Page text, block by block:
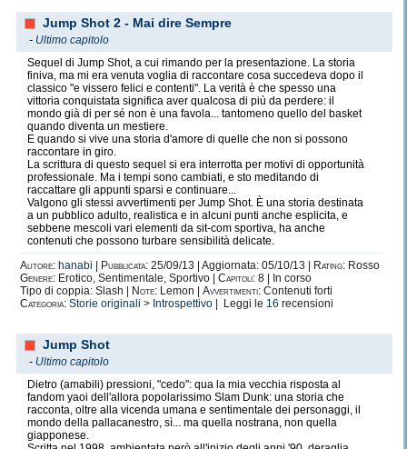
Jump Shot 2 - Mai dire Sempre
- Ultimo capitolo
Sequel di Jump Shot, a cui rimando per la presentazione. La storia
finiva, ma mi era venuta voglia di raccontare cosa succedeva dopo il
classico "e vissero felici e contenti". La verità è che spesso una
vittoria conquistata significa aver qualcosa di più da perdere: il
mondo già di per sé non è una favola... tantomeno quello del basket
quando diventa un mestiere.
E quando si vive una storia d'amore di quelle che non si possono
raccontare in giro.
La scrittura di questo sequel si era interrotta per motivi di opportunità
professionale. Ma i tempi sono cambiati, e sto meditando di
raccattare gli appunti sparsi e continuare...
Valgono gli stessi avvertimenti per Jump Shot. È una storia destinata
a un pubblico adulto, realistica e in alcuni punti anche esplicita, e
sebbene mescoli vari elementi da sit-com sportiva, ha anche
contenuti che possono turbare sensibilità delicate.
Autore: hanabi Pubblicata: 25/09/13 | Aggiornata: 05/10/13 | Rating: Rosso
Genere: Erotico, Sentimentale, Sportivo | Capitoli: 8 | In corso
Tipo di coppia: Slash |
Note: Lemon | Avvertimenti: Contenuti forti
Categoria: Storie originali > Introspettivo | Leggi le 16 recensioni
Jump Shot
- Ultimo capitolo
Dietro (amabili) pressioni, "cedo": qua la mia vecchia risposta al
fandom yaoi dell'allora popolarissimo Slam Dunk: una storia che
racconta, oltre alla vicenda umana e sentimentale dei personaggi, il
mondo della pallacanestro, sì... ma quella nostrana, non quella
giapponese.